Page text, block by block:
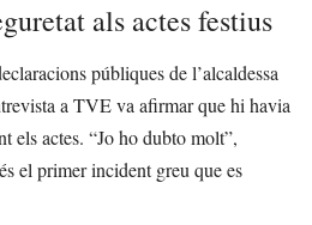
als actes festius
públiques de l’alcaldessa
a TVE va afirmar que hi havia
els actes. “Jo ho dubto molt”,
el primer incident greu que es